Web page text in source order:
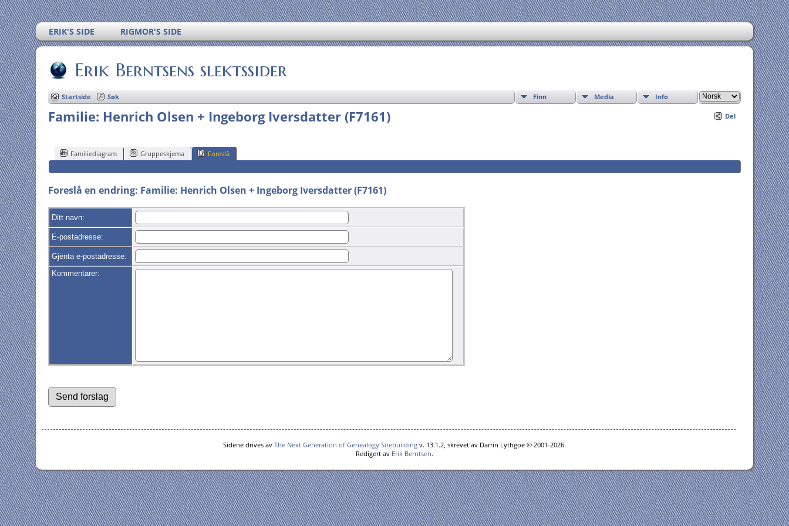
ERIK'S SIDE RIGMOR'S SIDE
Erik Berntsens slektssider
Startside Søk Finn Media Info
Del
Familie: Henrich Olsen + Ingeborg Iversdatter (F7161)
Familiediagram Gruppeskjema Foreslå
Foreslå en endring: Familie: Henrich Olsen + Ingeborg Iversdatter (F7161)
Ditt navn:
E-postadresse:
Gjenta e-postadresse:
Kommentarer:
Sidene drives av The Next Generation of Genealogy Sitebuilding v. 13.1.2, skrevet av Darrin Lythgoe © 2001-2026.
Redigert av Erik Berntsen.